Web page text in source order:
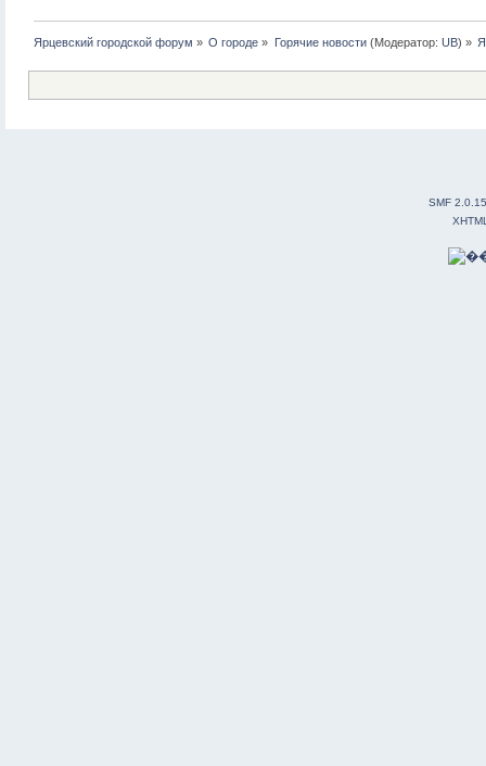
Ярцевский городской форум » О городе » Горячие новости(Модератор: UB) »
SMF 2.0.15